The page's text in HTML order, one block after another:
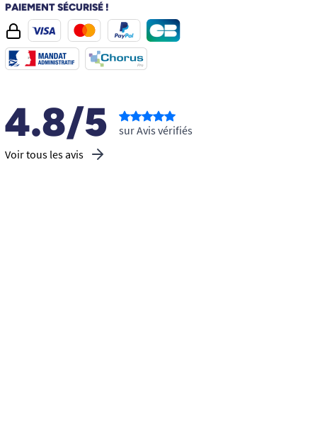
PAIEMENT SÉCURISÉ !
4.8/5
Voir tous les avis
sur Avis vérifiés